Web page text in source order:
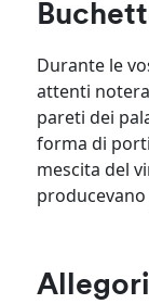
Durante le
attenti
pareti dei
forma di
mescita del